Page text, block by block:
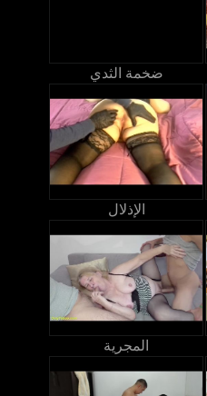
ضخمة الثدي
الإذلال
المجرية